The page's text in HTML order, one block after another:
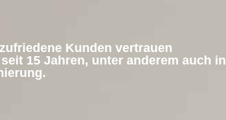
Kunden vertrauen
15 Jahren, unter anderem auch in